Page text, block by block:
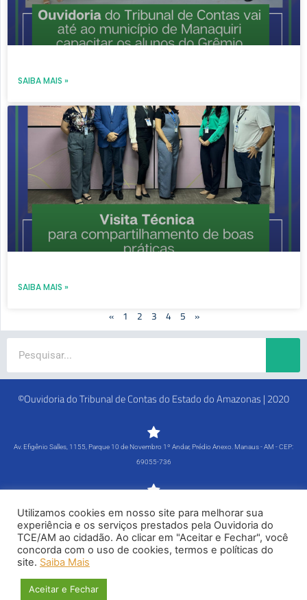
SAIBA MAIS »
SAIBA MAIS »
« 1 2 3 4 5 »
©Ouvidoria do Tribunal de Contas do Estado do Amazonas | 2020
Av. Efigênio Salles, 1155, Parque 10 de Novembro 1º Andar, Prédio Anexo. Manaus - AM - CEP:
69055-736
Tel: (92) 98815-1000
Política de Privacidade
Utilizamos cookies em nosso site para melhorar sua
experiência e os serviços prestados pela Ouvidoria do
TCE/AM ao cidadão. Ao clicar em "Aceitar e Fechar", você
concorda com o uso de cookies, termos e políticas do
site. Saiba Mais
Aceitar e Fechar